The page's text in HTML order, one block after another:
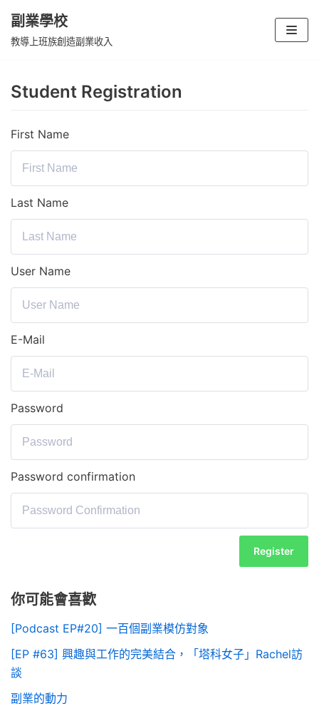
Skip
副業學校
教導上班族創造副業收入
Student Registration
First Name
Last Name
User Name
E-Mail
Password
Password confirmation
Register
你可能會喜歡
[Podcast EP#20] 一百個副業模仿對象
[EP #63] 興趣與工作的完美結合，「塔科女子」Rachel訪
談
副業的動力